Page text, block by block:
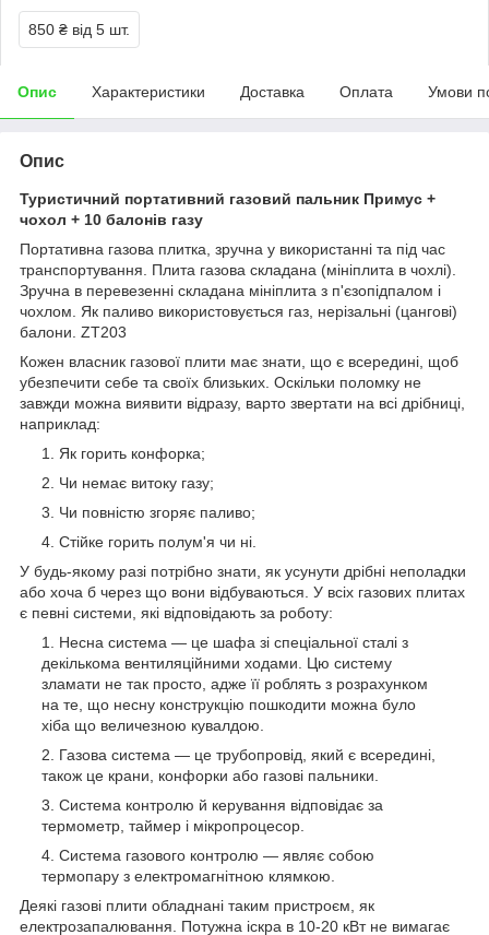
850 ₴ від 5 шт.
Опис Характеристики Доставка Оплата Умови
Опис
Туристичний портативний газовий пальник Примус +
чохол + 10 балонів газу
Портативна газова плитка, зручна у використанні та під час
транспортування. Плита газова складана (мініплита в чохлі).
Зручна в перевезенні складана мініплита з п'єзопідпалом і
чохлом. Як паливо використовується газ, нерізальні (цангові)
балони. ZT203
Кожен власник газової плити має знати, що є всередині, щоб
убезпечити себе та своїх близьких. Оскільки поломку не
завжди можна виявити відразу, варто звертати на всі дрібниці,
наприклад:
Як горить конфорка;
Чи немає витоку газу;
Чи повністю згоряє паливо;
Стійке горить полум'я чи ні.
У будь-якому разі потрібно знати, як усунути дрібні неполадки
або хоча б через що вони відбуваються. У всіх газових плитах
є певні системи, які відповідають за роботу:
Несна система — це шафа зі спеціальної сталі з
декількома вентиляційними ходами. Цю систему
зламати не так просто, адже її роблять з розрахунком
на те, що несну конструкцію пошкодити можна було
хіба що величезною кувалдою.
Газова система — це трубопровід, який є всередині,
також це крани, конфорки або газові пальники.
Система контролю й керування відповідає за
термометр, таймер і мікропроцесор.
Система газового контролю — являє собою
термопару з електромагнітною клямкою.
Деякі газові плити обладнані таким пристроєм, як
електрозапалювання. Потужна іскра в 10-20 кВт не вимагає